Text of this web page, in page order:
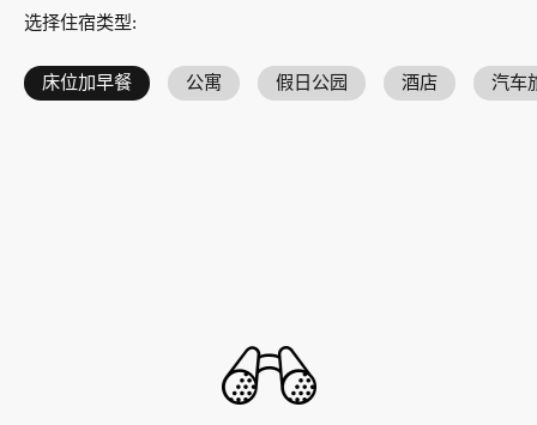
选择住宿类型:
床位加早餐 公寓 假日公园 酒店 汽车